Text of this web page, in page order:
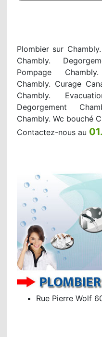
Plombier sur
Chambly.
Pompage
Chambly. Curage
Chambly.
Degorgement
Chambly. Wc bouché
Contactez-nous au
Rue Pierre Wolf